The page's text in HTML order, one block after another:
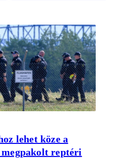
lehet köze a
reptéri